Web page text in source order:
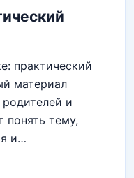
практический
материал
и
понять тему,
и…